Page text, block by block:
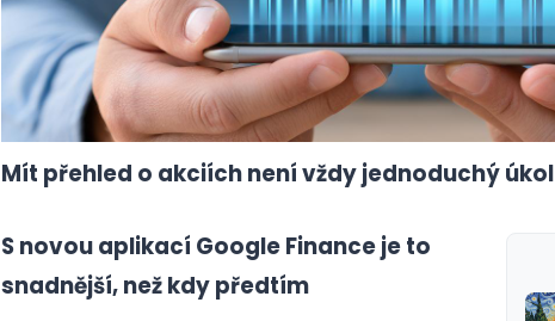
Mít přehled o akciích není vždy jednoduchý úkol
S novou aplikací Google Finance je to
snadnější, než kdy předtím